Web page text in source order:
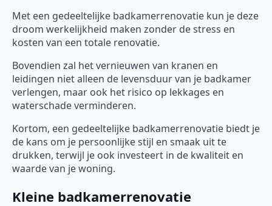
Met een gedeeltelijke badkamerrenovatie kun je deze
droom werkelijkheid maken zonder de stress en
kosten van een totale renovatie.
Bovendien zal het vernieuwen van kranen en
leidingen niet alleen de levensduur van je badkamer
verlengen, maar ook het risico op lekkages en
waterschade verminderen.
Kortom, een gedeeltelijke badkamerrenovatie biedt je
de kans om je persoonlijke stijl en smaak uit te
drukken, terwijl je ook investeert in de kwaliteit en
waarde van je woning.
Kleine badkamerrenovatie